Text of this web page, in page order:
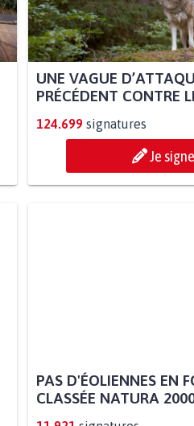
UNE VAGUE
PRÉCÉDENT CONTRE
124.699 signatures
Je signe
PAS D'ÉOLIENNES EN
CLASSÉE NATURA